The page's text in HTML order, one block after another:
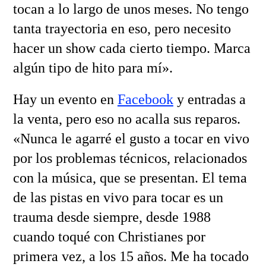
tocan a lo largo de unos meses. No tengo
tanta trayectoria en eso, pero necesito
hacer un show cada cierto tiempo. Marca
algún tipo de hito para mí».
Hay un evento en Facebooky entradas a
la venta, pero eso no acalla sus reparos.
«Nunca le agarré el gusto a tocar en vivo
por los problemas técnicos, relacionados
con la música, que se presentan. El tema
de las pistas en vivo para tocar es un
trauma desde siempre, desde 1988
cuando toqué con Christianes por
primera vez, a los 15 años. Me ha tocado